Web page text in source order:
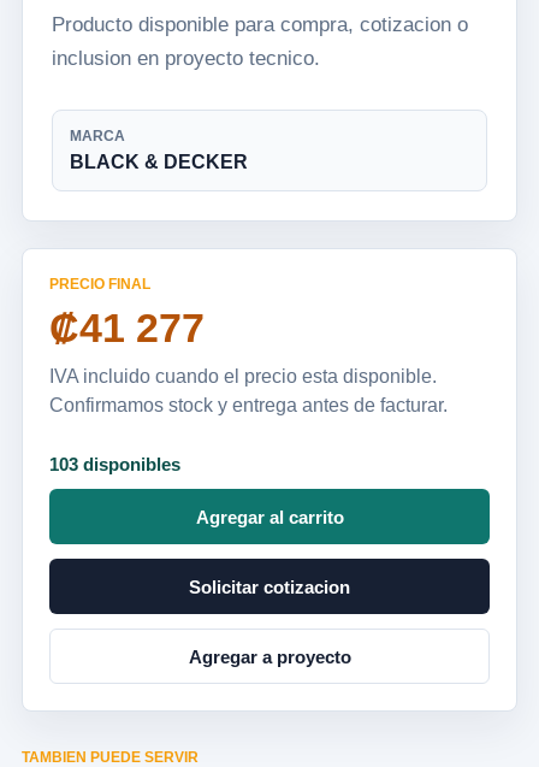
Producto disponible para compra, cotizacion o
inclusion en proyecto tecnico.
MARCA
BLACK & DECKER
PRECIO FINAL
₡41 277
IVA incluido cuando el precio esta disponible.
Confirmamos stock y entrega antes de facturar.
103 disponibles
Agregar al carrito
Solicitar cotizacion
Agregar a proyecto
TAMBIEN PUEDE SERVIR